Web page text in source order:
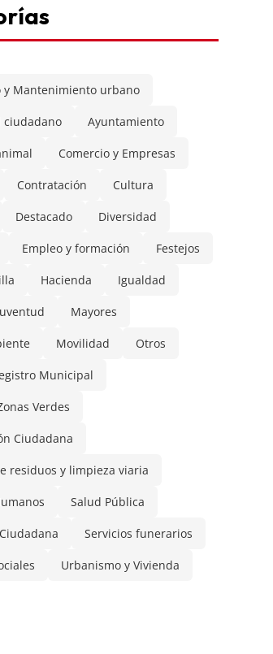
y Mantenimiento urbano
ciudadano Ayuntamiento
Comercio y Empresas
Contratación Cultura
Destacado Diversidad
Empleo y formación Festejos
Hacienda Igualdad
Mayores
Movilidad Otros
Municipal
Verdes
Ciudadana
residuos y limpieza viaria
Salud Pública
Servicios funerarios
Urbanismo y Vivienda